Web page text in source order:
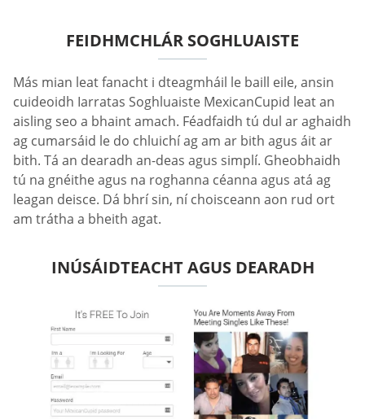
FEIDHMCHLÁR SOGHLUAISTE
Más mian leat fanacht i dteagmháil le baill eile, ansin
cuideoidh Iarratas Soghluaiste MexicanCupid leat an
aisling seo a bhaint amach. Féadfaidh tú dul ar aghaidh
ag cumarsáid le do chluichí ag am ar bith agus áit ar
bith. Tá an dearadh an-deas agus simplí. Gheobhaidh
tú na gnéithe agus na roghanna céanna agus atá ag
leagan deisce. Dá bhrí sin, ní choisceann aon rud ort
am trátha a bheith agat.
INÚSÁIDTEACHT AGUS DEARADH